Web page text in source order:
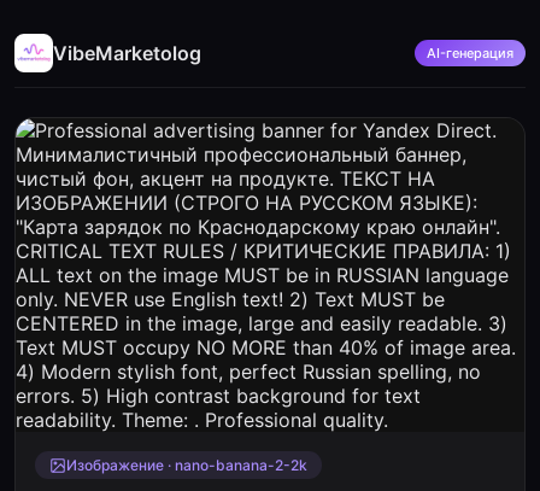
VibeMarketolog AI-генерация
Изображение · nano-banana-2-2k